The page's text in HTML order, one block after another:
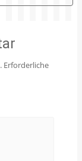
Erforderliche